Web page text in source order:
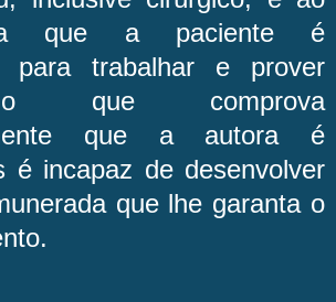
que a paciente é
para trabalhar e prover
que comprova
que a autora é
é incapaz de desenvolver
que lhe garanta o